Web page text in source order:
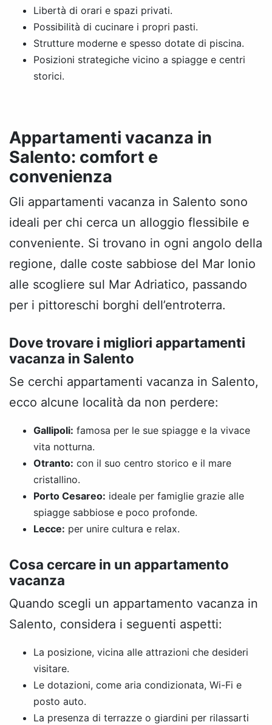
Libertà di orari e spazi privati.
Possibilità di cucinare i propri pasti.
Strutture moderne e spesso dotate di piscina.
Posizioni strategiche vicino a spiagge e centri
storici.
Appartamenti vacanza in
Salento: comfort e
convenienza
Gli appartamenti vacanza in Salento sono
ideali per chi cerca un alloggio flessibile e
conveniente. Si trovano in ogni angolo della
regione, dalle coste sabbiose del Mar Ionio
alle scogliere sul Mar Adriatico, passando
per i pittoreschi borghi dell’entroterra.
Dove trovare i migliori appartamenti
vacanza in Salento
Se cerchi appartamenti vacanza in Salento,
ecco alcune località da non perdere:
Gallipoli: famosa per le sue spiagge e la vivace
vita notturna.
Otranto: con il suo centro storico e il mare
cristallino.
Porto Cesareo: ideale per famiglie grazie alle
spiagge sabbiose e poco profonde.
Lecce: per unire cultura e relax.
Cosa cercare in un appartamento
vacanza
Quando scegli un appartamento vacanza in
Salento, considera i seguenti aspetti:
La posizione, vicina alle attrazioni che desideri
visitare.
Le dotazioni, come aria condizionata, Wi-Fi e
posto auto.
La presenza di terrazze o giardini per rilassarti